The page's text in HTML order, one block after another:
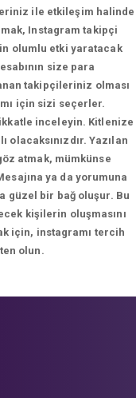
ile etkileşim halinde
Instagram takipçi
olumlu etki yaratacak
size para
takipçileriniz olması
için sizi seçerler.
inceleyin. Kitlenize
Yazılan
atmak, mümkünse
ya da yorumuna
güzel bir bağ oluşur. Bu
kişilerin oluşmasını
için, instagramı tercih
olun.